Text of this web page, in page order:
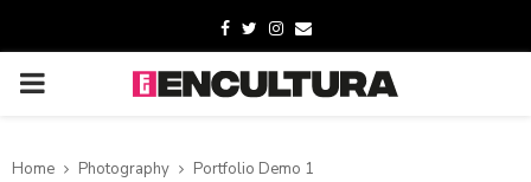
Home Photography Portfolio Demo 1